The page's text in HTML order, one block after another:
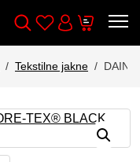
Wishlist
Cart
Tekstilne jakne